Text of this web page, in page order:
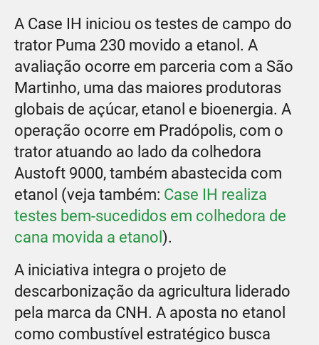
A Case IH iniciou os testes de campo do
trator Puma 230 movido a etanol. A
avaliação ocorre em parceria com a São
Martinho, uma das maiores produtoras
globais de açúcar, etanol e bioenergia. A
operação ocorre em Pradópolis, com o
trator atuando ao lado da colhedora
Austoft 9000, também abastecida com
etanol (veja também: Case IH realiza
testes bem-sucedidos em colhedora de
cana movida a etanol ).
A iniciativa integra o projeto de
descarbonização da agricultura liderado
pela marca da CNH. A aposta no etanol
como combustível estratégico busca